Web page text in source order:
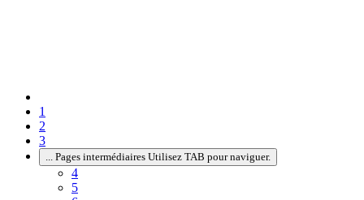
1
2
3
Pages intermédiaires Utilisez TAB pour naviguer.
4
5